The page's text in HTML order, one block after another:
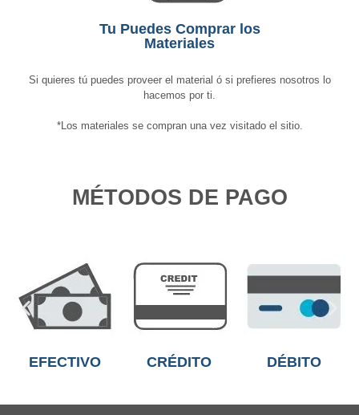
Tu Puedes Comprar los
Materiales
Si quieres tú puedes proveer el material ó si prefieres nosotros lo
hacemos por ti.
*Los materiales se compran una vez visitado el sitio.
MÉTODOS DE PAGO
EFECTIVO CRÉDITO DÉBITO